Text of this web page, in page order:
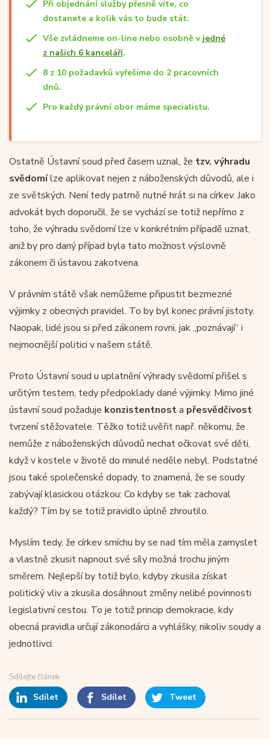
Při objednání služby přesně víte, co
dostanete a kolik vás to bude stát.
Vše zvládneme on-line nebo osobně v jedné
z našich 6 kanceláří.
8 z 10 požadavků vyřešíme do 2 pracovních
dnů.
Pro každý právní obor máme specialistu.
Ostatně Ústavní soud před časem uznal, že tzv. výhradu
svědomílze aplikovat nejen z náboženských důvodů, ale i
ze světských. Není tedy patrně nutné hrát si na církev. Jako
advokát bych doporučil, že se vychází se totiž nepřímo z
toho, že výhradu svědomí lze v konkrétním případě uznat,
aniž by pro daný případ byla tato možnost výslovně
zákonem či ústavou zakotvena.
V právním státě však nemůžeme připustit bezmezné
výjimky z obecných pravidel. To by byl konec právní jistoty.
Naopak, lidé jsou si před zákonem rovni, jak „poznávají“ i
nejmocnější politici v našem státě.
Proto Ústavní soud u uplatnění výhrady svědomí přišel s
určitým testem, tedy předpoklady dané výjimky. Mimo jiné
ústavní soud požaduje konzistentnosta přesvědčivost
tvrzení stěžovatele. Těžko totiž uvěřit např. někomu, že
nemůže z náboženských důvodů nechat očkovat své děti,
když v kostele v životě do minulé neděle nebyl. Podstatné
jsou také společenské dopady, to znamená, že se soudy
zabývají klasickou otázkou: Co kdyby se tak zachoval
každý? Tím by se totiž pravidlo úplně zhroutilo.
Myslím tedy, že církev smíchu by se nad tím měla zamyslet
a vlastně zkusit napnout své síly možná trochu jiným
směrem. Nejlepší by totiž bylo, kdyby zkusila získat
politický vliv a zkusila dosáhnout změny nelibé povinnosti
legislativní cestou. To je totiž princip demokracie, kdy
obecná pravidla určují zákonodárci a vyhlášky, nikoliv soudy a
jednotlivci.
Sdílejte článek
Sdílet Sdílet Tweet